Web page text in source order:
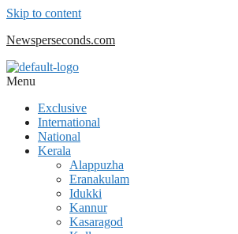
Skip to content
Newsperseconds.com
Menu
Exclusive
International
National
Kerala
Alappuzha
Eranakulam
Idukki
Kannur
Kasaragod